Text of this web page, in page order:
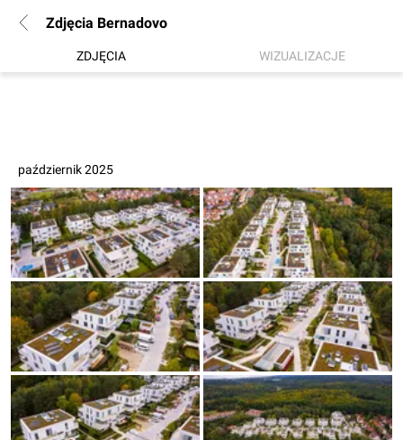
Zdjęcia Bernadovo
ZDJĘCIA WIZUALIZACJE
październik 2025